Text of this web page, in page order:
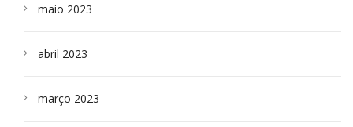
maio 2023
abril 2023
março 2023